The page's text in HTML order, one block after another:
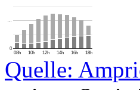
08h 10h 12h 14h 16h 18h
0
…
Quelle: